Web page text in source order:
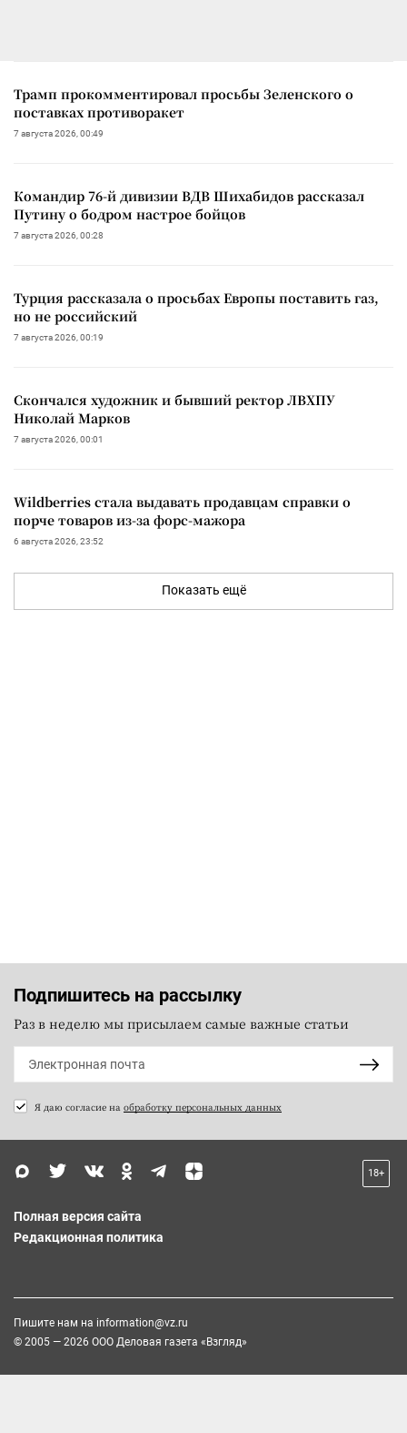
Трамп прокомментировал просьбы Зеленского о
поставках противоракет
7 августа 2026, 00:49
Командир 76-й дивизии ВДВ Шихабидов рассказал
Путину о бодром настрое бойцов
7 августа 2026, 00:28
Турция рассказала о просьбах Европы поставить газ,
но не российский
7 августа 2026, 00:19
Скончался художник и бывший ректор ЛВХПУ
Николай Марков
7 августа 2026, 00:01
Wildberries стала выдавать продавцам справки о
порче товаров из-за форс-мажора
6 августа 2026, 23:52
Показать ещё
Подпишитесь на рассылку
Раз в неделю мы присылаем самые важные статьи
Я даю согласие на обработку персональных данных
18+
Полная версия сайта
Редакционная политика
Пишите нам на information@vz.ru
© 2005 — 2026 ООО Деловая газета «Взгляд»